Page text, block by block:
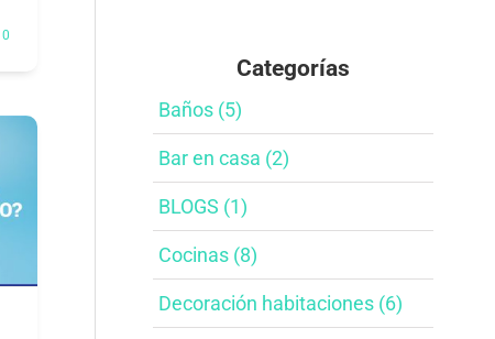
Categorías
Baños​ (5)
Bar en casa​ (2)
BLOGS (1)
Cocinas (8)
Decoración habitaciones​ (6)